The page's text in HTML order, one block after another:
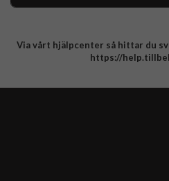
Integritetspolicy
Via vårt hjälpcenter så hittar du
https://